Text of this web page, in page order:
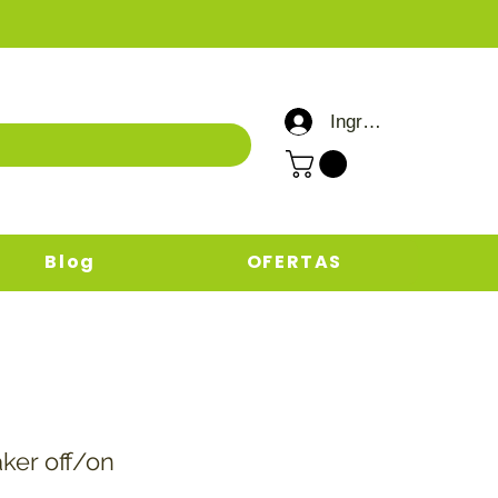
Ingresar /
Blog OFERTAS
off/on